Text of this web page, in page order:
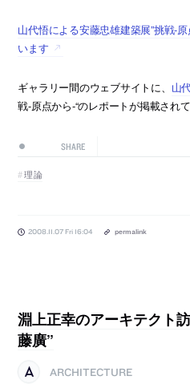
山代悟による安藤忠雄建築展”挑戦-
います
ギャラリー間のウェブサイトに、 山
戦-原点から-“のレポートが掲載され
SHARE
理論
2008.11.07 Fri 16:04 permalink
淵上正幸のアーキテクト
藤廣”
ARCHITECTURE